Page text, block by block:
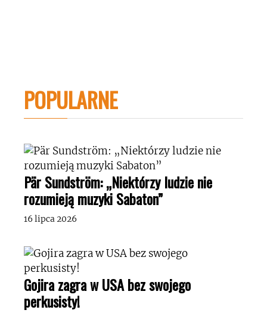
POPULARNE
Pär Sundström: „Niektórzy ludzie nie
rozumieją muzyki Sabaton”
16 lipca 2026
Gojira zagra w USA bez swojego
perkusisty!